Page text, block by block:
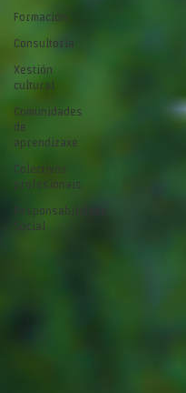
Formación
Consultoría
Xestión
cultural
Comunidades
de
aprendizaxe
Colectivos
profesionais
Responsabilidade
Social